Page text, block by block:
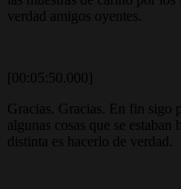
verdad amigos oyentes.
[00:05:50.000]
Gracias. Gracias. En fin sigo
algunas cosas que se
distinta es hacerlo de verdad.